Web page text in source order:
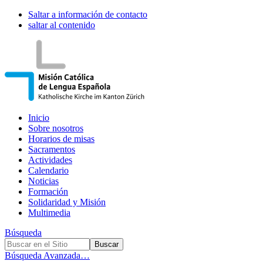
Saltar a información de contacto
saltar al contenido
Inicio
Sobre nosotros
Horarios de misas
Sacramentos
Actividades
Calendario
Noticias
Formación
Solidaridad y Misión
Multimedia
Búsqueda
Búsqueda Avanzada…